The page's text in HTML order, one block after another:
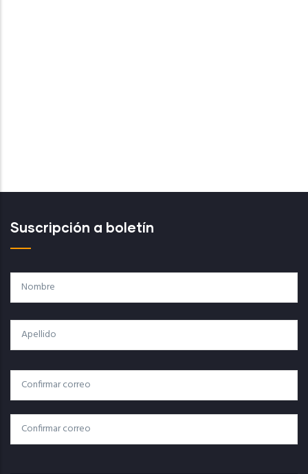
Suscripción a boletín
Nombre
Apellido
Correo
Electrónico
Correo Electrónico
Confirmar Correo